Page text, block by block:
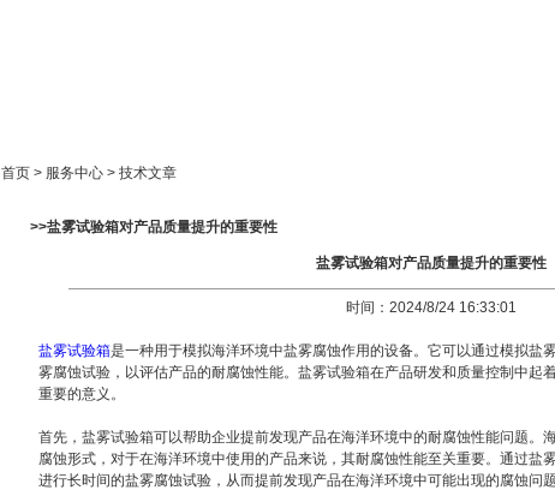
首页 > 服务中心 > 技术文章
>>盐雾试验箱对产品质量提升的重要性
盐雾试验箱对产品质量提升的重要性
时间：2024/8/24 16:33:01
盐雾试验箱是一种用于模拟海洋环境中盐雾腐蚀作用的设备。它可以通过模拟盐
雾腐蚀试验，以评估产品的耐腐蚀性能。盐雾试验箱在产品研发和质量控制中起
重要的意义。
首先，盐雾试验箱可以帮助企业提前发现产品在海洋环境中的耐腐蚀性能问题。
腐蚀形式，对于在海洋环境中使用的产品来说，其耐腐蚀性能至关重要。通过盐
进行长时间的盐雾腐蚀试验，从而提前发现产品在海洋环境中可能出现的腐蚀问